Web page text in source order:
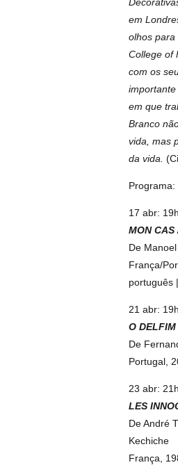
em
olhos para
College of
com os
em que
Branco
vida, mas
da vida.
Programa:
17 abr: 19h
MON
De
França/
português
21 abr:
O DELFIM
De
Portugal,
23 abr:
LES
De André
Kechiche
França,